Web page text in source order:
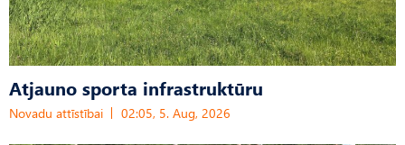
Atjauno sporta infrastruktūru
Novadu attīstībai 02:05, 5. Aug, 2026